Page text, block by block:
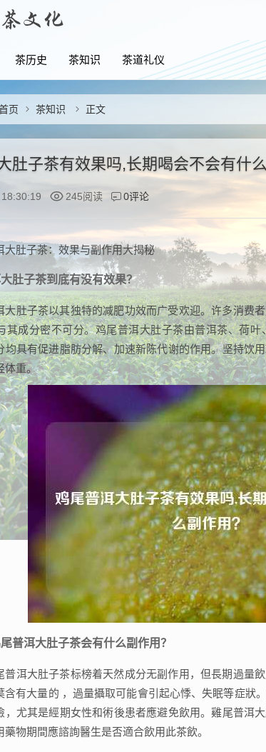
茶历史 茶知识 茶道礼仪
页 茶知识 正文
肚子茶有效果吗,长期喝会不会有什么
245阅读 0评论
大肚子茶：效果与副作用大揭秘
肚子茶到底有没有效果？
大肚子茶以其独特的减肥功效而广受欢迎。许多消费
其成分密不可分。鸡尾普洱大肚子茶由普洱茶、荷
均具有促进脂肪分解、加速新陈代谢的作用。坚持饮
体重。
普洱大肚子茶会有什么副作用？
普洱大肚子茶标榜着天然成分无副作用，但長期過量
含有大量的 ，過量攝取可能會引起心悸、失眠等症狀
，尤其是經期女性和術後患者應避免飲用。雞尾普洱
藥物期間應諮詢醫生是否適合飲用此茶飲。